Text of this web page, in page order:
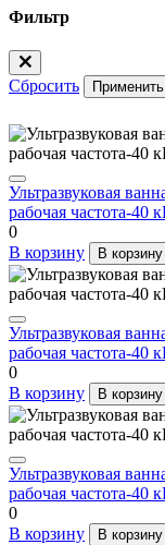
Фильтр
Сбросить Применить
Ультразвуковая
рабочая частота-40
0
В корзину
В корзину
Ультразвуковая
рабочая частота-40
0
В корзину
В корзину
Ультразвуковая
рабочая частота-40
0
В корзину
В корзину